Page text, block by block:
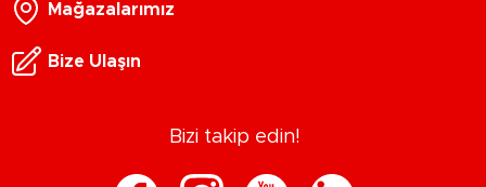
Mağazalarımız
Bize Ulaşın
Bizi takip edin!